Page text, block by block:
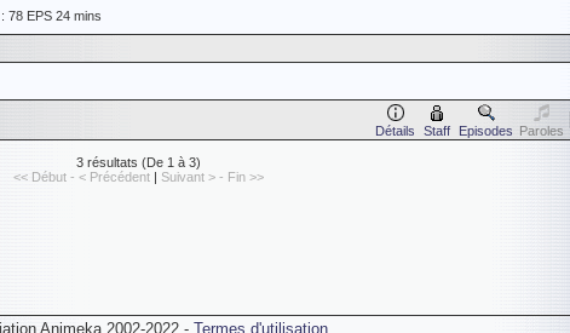
78 EPS 24 mins
Détails Staff Episodes Paroles
3 résultats (De 1 à 3)
<< Début - < Précédent | Suivant > - Fin >>
Animeka 2002-2022 - Termes d'utilisation